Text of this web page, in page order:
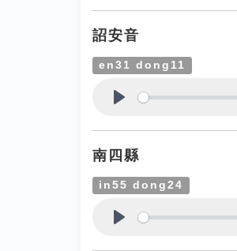
詔安音
en31 dong11
南四縣
in55 dong24